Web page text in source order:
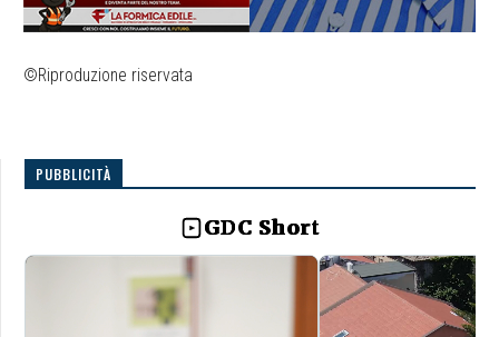
©Riproduzione riservata
PUBBLICITÀ
GDC Short